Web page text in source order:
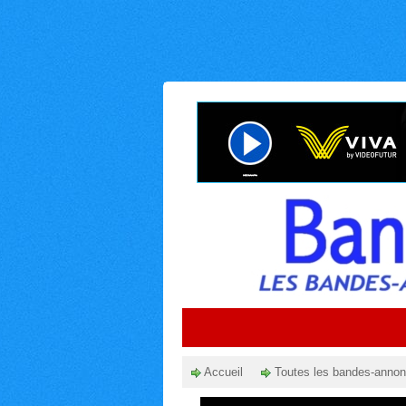
Accueil Toutes les bandes-